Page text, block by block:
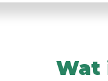
Wat